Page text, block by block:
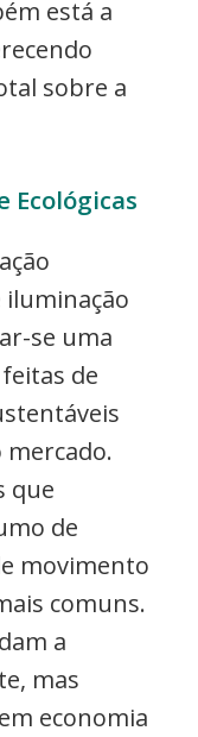
está a
sobre a
Ecológicas
iluminação
se uma
de
mercado.
que
de
movimento
comuns.
a
mas
economia